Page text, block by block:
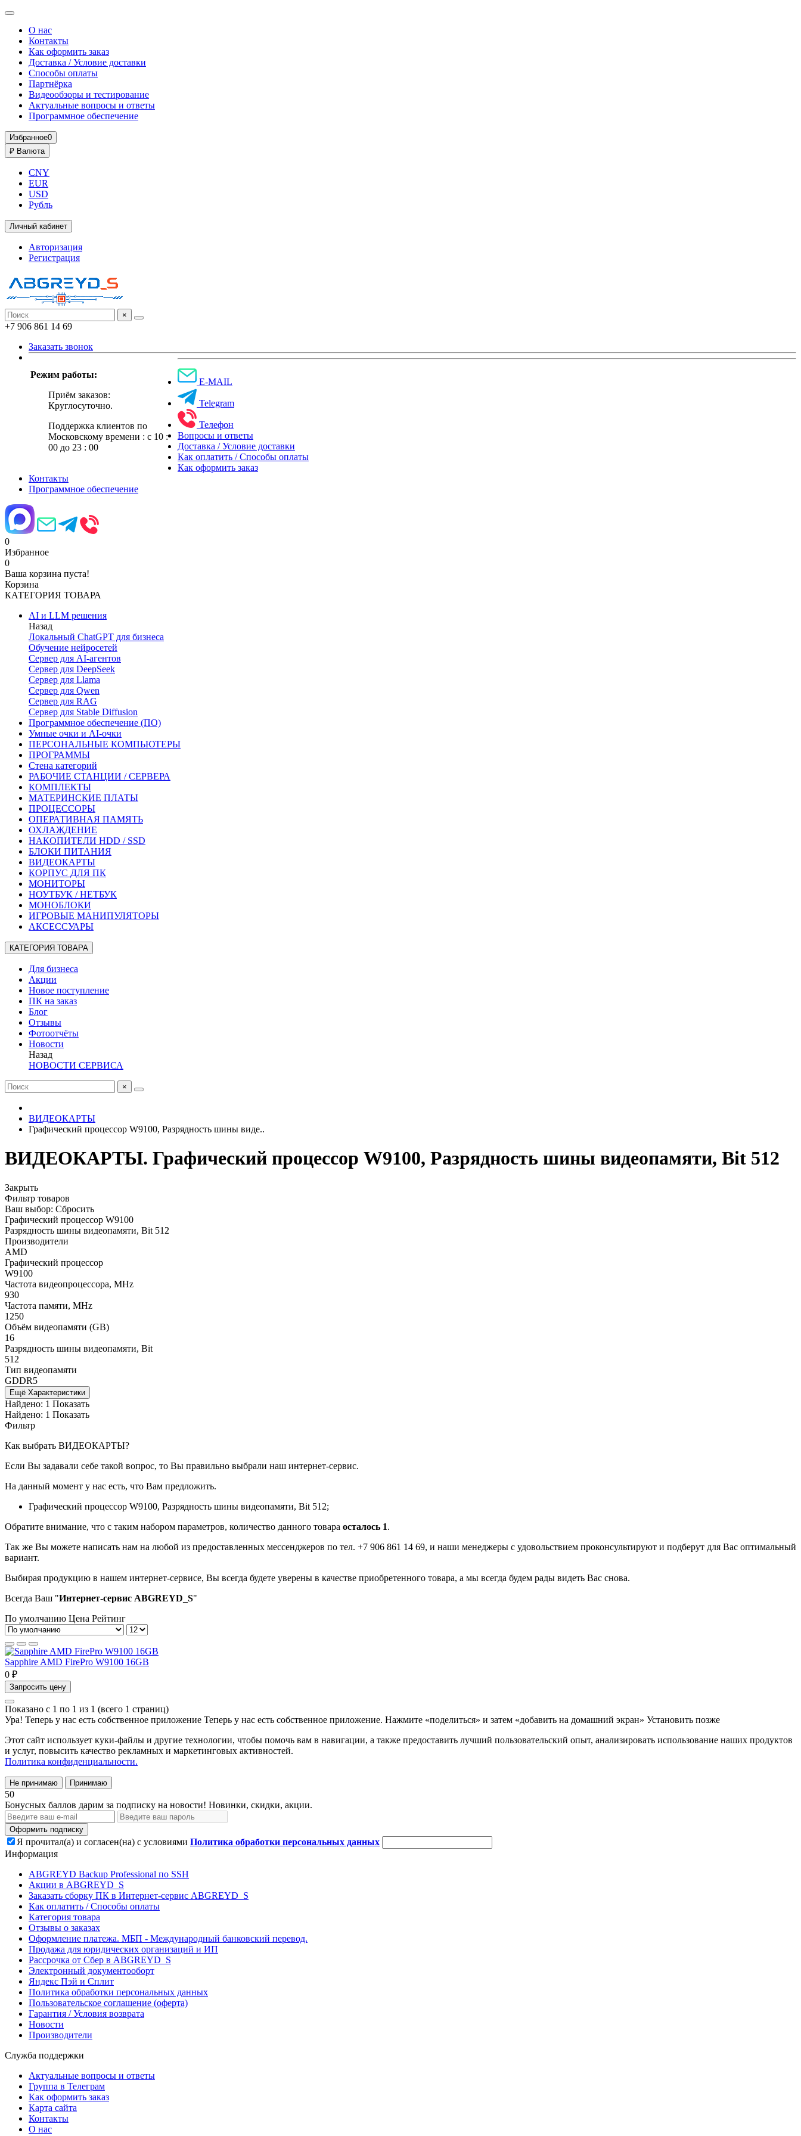
О нас
Контакты
Как оформить заказ
Доставка / Условие доставки
Способы оплаты
Партнёрка
Видеообзоры и тестирование
Актуальные вопросы и ответы
Программное обеспечение
Избранное0
₽ Валюта
CNY
EUR
USD
Рубль
Личный кабинет
Авторизация
Регистрация
×
+7 906 861 14 69
Заказать звонок
Режим работы:
Приём заказов:
Круглосуточно.
Поддержка клиентов по
Московскому времени : с 10 :
00 до 23 : 00
E-MAIL
Telegram
Телефон
Вопросы и ответы
Доставка / Условие доставки
Как оплатить / Способы оплаты
Как оформить заказ
Контакты
Программное обеспечение
0
Избранное
0
Ваша корзина пуста!
Корзина
КАТЕГОРИЯ ТОВАРА
AI и LLM решения
Назад
Локальный ChatGPT для бизнеса
Обучение нейросетей
Сервер для AI-агентов
Сервер для DeepSeek
Сервер для Llama
Сервер для Qwen
Сервер для RAG
Сервер для Stable Diffusion
Программное обеспечение (ПО)
Умные очки и AI-очки
ПЕРСОНАЛЬНЫЕ КОМПЬЮТЕРЫ
ПРОГРАММЫ
Стена категорий
РАБОЧИЕ СТАНЦИИ / СЕРВЕРА
КОМПЛЕКТЫ
МАТЕРИНСКИЕ ПЛАТЫ
ПРОЦЕССОРЫ
ОПЕРАТИВНАЯ ПАМЯТЬ
ОХЛАЖДЕНИЕ
НАКОПИТЕЛИ HDD / SSD
БЛОКИ ПИТАНИЯ
ВИДЕОКАРТЫ
КОРПУС ДЛЯ ПК
МОНИТОРЫ
НОУТБУК / НЕТБУК
МОНОБЛОКИ
ИГРОВЫЕ МАНИПУЛЯТОРЫ
АКСЕССУАРЫ
КАТЕГОРИЯ ТОВАРА
Для бизнеса
Акции
Новое поступление
ПК на заказ
Блог
Отзывы
Фотоотчёты
Новости
Назад
НОВОСТИ СЕРВИСА
×
ВИДЕОКАРТЫ
Графический процессор W9100, Разрядность шины виде..
ВИДЕОКАРТЫ. Графический процессор W9100, Разрядность шины видеопамяти, Bit 512
Закрыть
Фильтр товаров
Ваш выбор: Сбросить
Графический процессор W9100
Разрядность шины видеопамяти, Bit 512
Производители
AMD
Графический процессор
W9100
Частота видеопроцессора, MHz
930
Частота памяти, MHz
1250
Объём видеопамяти (GB)
16
Разрядность шины видеопамяти, Bit
512
Тип видеопамяти
GDDR5
Ещё Характеристики
Найдено: 1 Показать
Найдено: 1 Показать
Фильтр
Как выбрать ВИДЕОКАРТЫ?
Если Вы задавали себе такой вопрос, то Вы правильно выбрали наш интернет-сервис.
На данный момент у нас есть, что Вам предложить.
Графический процессор W9100, Разрядность шины видеопамяти, Bit 512;
Обратите внимание, что с таким набором параметров, количество данного товара осталось 1.
Так же Вы можете написать нам на любой из предоставленных мессенджеров по тел. +7 906 861 14 69, и наши менеджеры с удовольствием проконсультируют и подберут для Вас оптимальный
вариант.
Выбирая продукцию в нашем интернет-сервисе, Вы всегда будете уверены в качестве приобретенного товара, а мы всегда будем рады видеть Вас снова.
Всегда Ваш "Интернет-сервис ABGREYD_S"
По умолчанию Цена Рейтинг
Sapphire AMD FirePro W9100 16GB
0 ₽
Запросить цену
Показано с 1 по 1 из 1 (всего 1 страниц)
Ура! Теперь у нас есть собственное приложение Теперь у нас есть собственное приложение. Нажмите «поделиться» и затем «добавить на домашний экран» Установить позже
Этот сайт использует куки-файлы и другие технологии, чтобы помочь вам в навигации, а также предоставить лучший пользовательский опыт, анализировать использование наших продуктов
и услуг, повысить качество рекламных и маркетинговых активностей.
Политика конфиденциальности.
Не принимаю Принимаю
50
Бонусных баллов дарим за подписку на новости! Новинки, скидки, акции.
Оформить подписку
Я прочитал(а) и согласен(на) с условиями Политика обработки персональных данных
Информация
ABGREYD Backup Professional по SSH
Акции в ABGREYD_S
Заказать сборку ПК в Интернет-сервис ABGREYD_S
Как оплатить / Способы оплаты
Категория товара
Отзывы о заказах
Оформление платежа. МБП - Международный банковский перевод.
Продажа для юридических организаций и ИП
Рассрочка от Сбер в ABGREYD_S
Электронный документооборт
Яндекс Пэй и Сплит
Политика обработки персональных данных
Пользовательское соглашение (оферта)
Гарантия / Условия возврата
Новости
Производители
Служба поддержки
Актуальные вопросы и ответы
Группа в Телеграм
Как оформить заказ
Карта сайта
Контакты
О нас